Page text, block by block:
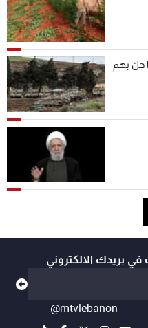
حلّ بهم
في بريدك الالكتروني
@mtvlebanon